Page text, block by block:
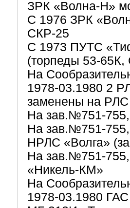
ЗРК «Волна-Н»
С 1976 ЗРК
СКР-25
С 1973 ПУТС
(торпеды 53-
На
1978-03.1980 2
заменены на
На зав.№751-
На зав.№751-
НРЛС «Волга»
На зав.№751-755,
«Никель-КМ»
На
1978-03.1980